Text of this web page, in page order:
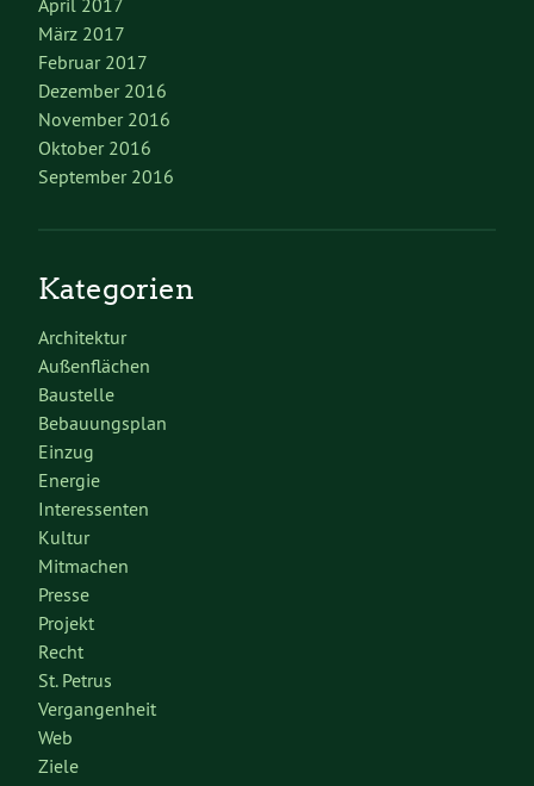
März 2017
Februar 2017
Dezember 2016
November 2016
Oktober 2016
September 2016
Kategorien
Architektur
Außenflächen
Baustelle
Bebauungsplan
Einzug
Energie
Interessenten
Kultur
Mitmachen
Presse
Projekt
Recht
St. Petrus
Vergangenheit
Web
Ziele